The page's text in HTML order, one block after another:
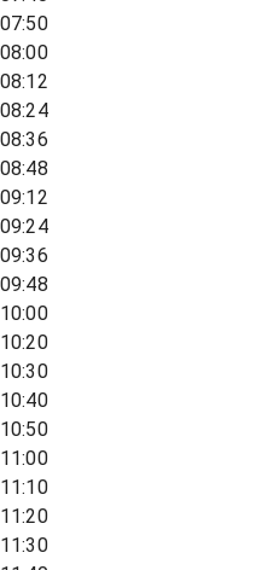
07:50
08:00
08:12
08:24
08:36
08:48
09:12
09:24
09:36
09:48
10:00
10:20
10:30
10:40
10:50
11:00
11:10
11:20
11:30